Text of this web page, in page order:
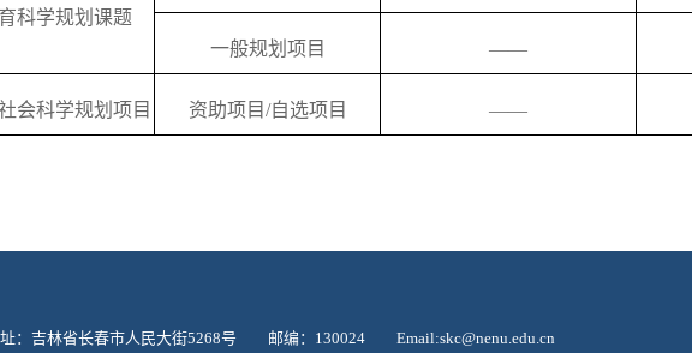
科学规划课题
一般规划项目 ——
会科学规划项目 资助项目/自选项目 ——
：吉林省长春市人民大街5268号 邮编：130024 Email:skc@nenu.edu.cn